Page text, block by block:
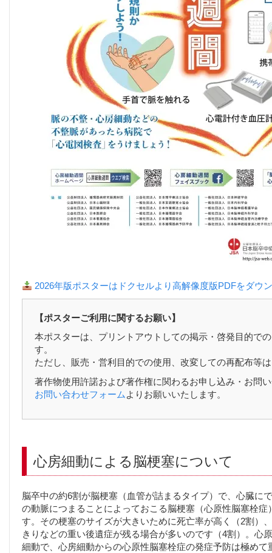
2026年版ポスターはドクセルより高解像度版PDFをダウ
【ポスターご利用に関するお願い】
本ポスターは、プリントアウトしての掲示・啓発目的で
す。
ただし、販売・営利目的での使用、改変しての再配布等
著作物使用許諾および著作権に関わるお申し込み・お問
お問い合わせフォーム よりお願いいたします。
心房細動による脳梗塞について
脳卒中の約6割が脳梗塞（血管が詰まるタイプ）で、心臓に
の動脈につまることによっておこる脳梗塞（心原性脳塞栓症
す。その梗塞のサイズが大きいために死亡率が高く（2割）
きりなどの重い後遺症が残る場合が多いのです（4割）。心
細動で、心房細動からの心原性脳塞栓症の発症予防は極めて